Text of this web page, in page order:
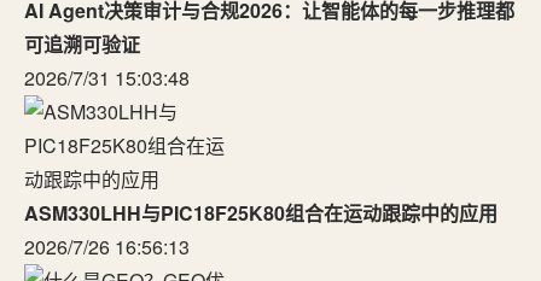
AI Agent决策审计与合规2026：让智能体的每一步推理都
可追溯可验证
2026/7/31 15:03:48
ASM330LHH与PIC18F25K80组合在运动跟踪中的应用
2026/7/26 16:56:13